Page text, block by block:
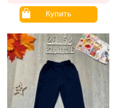
Купить